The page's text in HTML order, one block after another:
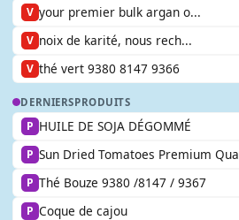
V your premier bulk argan o...
V noix de karité, nous rech...
V thé vert 9380 8147 9366
DERNIERSPRODUITS
P HUILE DE SOJA DÉGOMMÉ
P Sun Dried Tomatoes Premium Qua
P Thé Bouze 9380 /8147 / 9367
P Coque de cajou